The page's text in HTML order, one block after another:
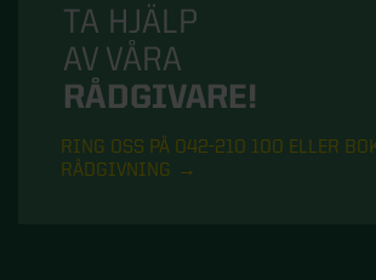
TA HJÄLP
AV VÅRA
RÅDGIVARE!
RING OSS PÅ 042-210 100 ELLER
RÅDGIVNING